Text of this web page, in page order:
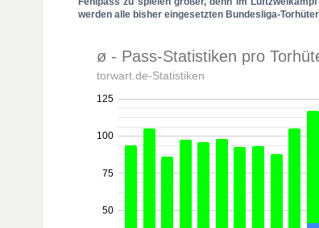
werden alle bisher eingesetzten Bundesliga-